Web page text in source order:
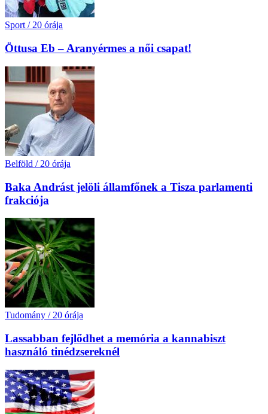
Sport / 20 órája
Öttusa Eb – Aranyérmes a női csapat!
Belföld / 20 órája
Baka Andrást jelöli államfőnek a Tisza parlamenti
frakciója
Tudomány / 20 órája
Lassabban fejlődhet a memória a kannabiszt
használó tinédzsereknél